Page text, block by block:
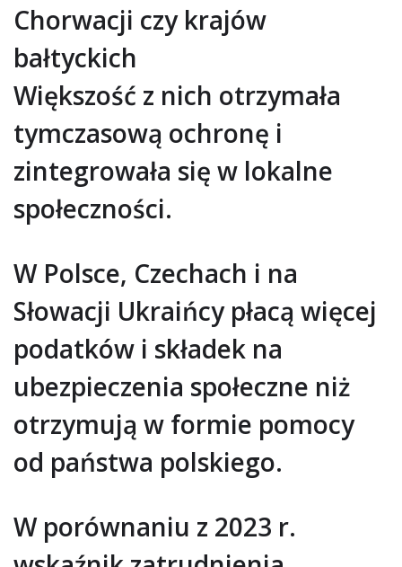
Chorwacji czy krajów
bałtyckich
Większość z nich otrzymała
tymczasową ochronę i
zintegrowała się w lokalne
społeczności.
W Polsce, Czechach i na
Słowacji Ukraińcy płacą więcej
podatków i składek na
ubezpieczenia społeczne niż
otrzymują w formie pomocy
od państwa polskiego.
W porównaniu z 2023 r.